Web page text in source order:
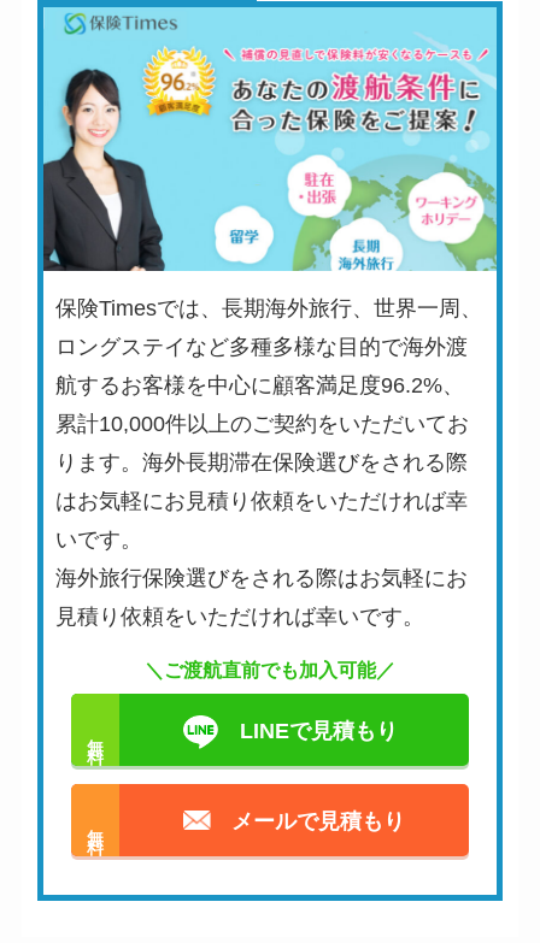
保険Timesでは、長期海外旅行、世界一周、
ロングステイなど多種多様な目的で海外渡
航するお客様を中心に顧客満足度96.2%、
累計10,000件以上のご契約をいただいてお
ります。海外長期滞在保険選びをされる際
はお気軽にお見積り依頼をいただければ幸
いです。
海外旅行保険選びをされる際はお気軽にお
見積り依頼をいただければ幸いです。
＼ご渡航直前でも加入可能／
LINEで見積もり
メールで見積もり